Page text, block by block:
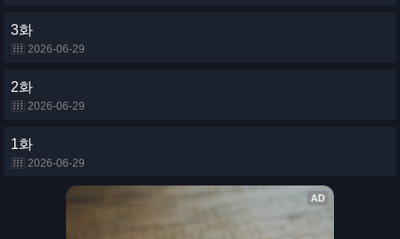
3화
2026-06-29
2화
2026-06-29
1화
2026-06-29